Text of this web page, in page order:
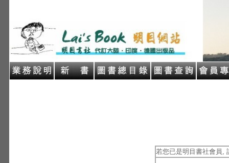
若您已是明目書社會員,